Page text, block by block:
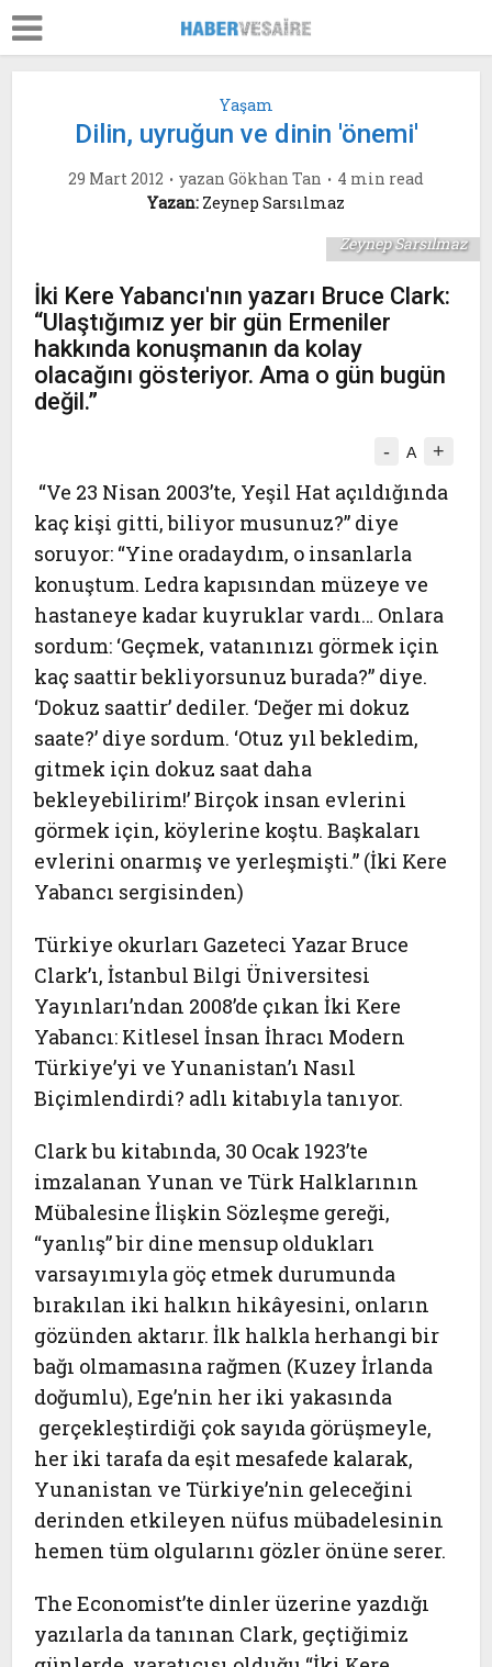
Yaşam
Dilin, uyruğun ve dinin 'önemi'
29 Mart 2012 yazan Gökhan Tan
4 min read
Yazan: Zeynep Sarsılmaz
Zeynep Sarsılmaz
İki Kere Yabancı'nın yazarı Bruce Clark:
“Ulaştığımız yer bir gün Ermeniler
hakkında konuşmanın da kolay
olacağını gösteriyor. Ama o gün bugün
değil.”
- A +
“Ve 23 Nisan 2003’te, Yeşil Hat açıldığında
kaç kişi gitti, biliyor musunuz?” diye
soruyor: “Yine oradaydım, o insanlarla
konuştum. Ledra kapısından müzeye ve
hastaneye kadar kuyruklar vardı… Onlara
sordum: ‘Geçmek, vatanınızı görmek için
kaç saattir bekliyorsunuz burada?” diye.
‘Dokuz saattir’ dediler. ‘Değer mi dokuz
saate?’ diye sordum. ‘Otuz yıl bekledim,
gitmek için dokuz saat daha
bekleyebilirim!’ Birçok insan evlerini
görmek için, köylerine koştu. Başkaları
evlerini onarmış ve yerleşmişti.” (İki Kere
Yabancı sergisinden)
Türkiye okurları Gazeteci YazarBruce
Clark’ı, İstanbul Bilgi Üniversitesi
Yayınları’ndan 2008’de çıkanİki Kere
Yabancı: Kitlesel İnsan İhracı Modern
Türkiye’yi ve Yunanistan’ı Nasıl
Biçimlendirdi? adlı kitabıyla tanıyor.
Clark bu kitabında, 30 Ocak 1923’te
imzalanan Yunan ve Türk Halklarının
Mübalesine İlişkin Sözleşme gereği,
“yanlış” bir dine mensup oldukları
varsayımıyla göç etmek durumunda
bırakılan iki halkın hikâyesini, onların
gözünden aktarır. İlk halkla herhangi bir
bağı olmamasına rağmen (Kuzey İrlanda
doğumlu), Ege’nin her iki yakasında
gerçekleştirdiği çok sayıda görüşmeyle,
her iki tarafa da eşit mesafede kalarak,
Yunanistan ve Türkiye’nin geleceğini
derinden etkileyen nüfus mübadelesinin
hemen tüm olgularını gözler önüne serer.
The Economist’te dinler üzerine yazdığı
yazılarla da tanınan Clark, geçtiğimiz